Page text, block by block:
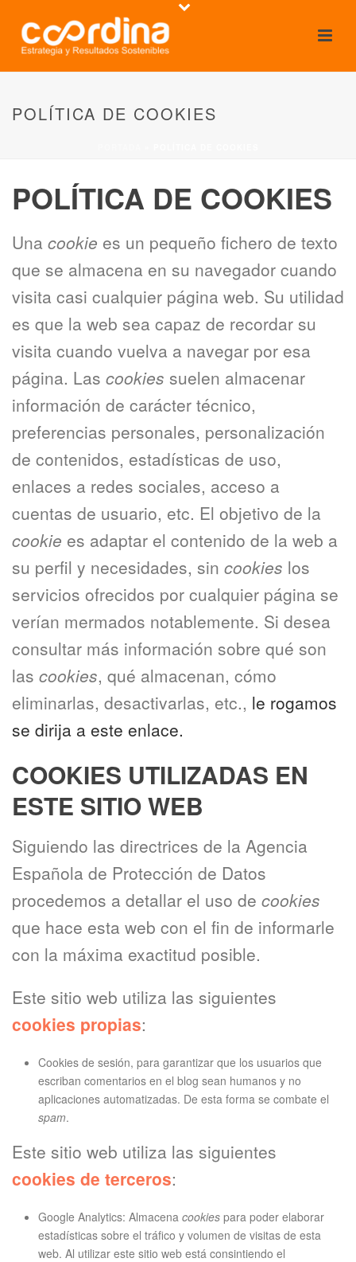
POLÍTICA DE COOKIES
POLÍTICA DE COOKIES
Una cookie es un pequeño fichero de texto
que se almacena en su navegador cuando
visita casi cualquier página web. Su utilidad
es que la web sea capaz de recordar su
visita cuando vuelva a navegar por esa
página. Las cookies suelen almacenar
información de carácter técnico,
preferencias personales, personalización
de contenidos, estadísticas de uso,
enlaces a redes sociales, acceso a
cuentas de usuario, etc. El objetivo de la
cookie es adaptar el contenido de la web a
su perfil y necesidades, sin cookies los
servicios ofrecidos por cualquier página se
verían mermados notablemente. Si desea
consultar más información sobre qué son
las cookies, qué almacenan, cómo
eliminarlas, desactivarlas, etc., le rogamos
se dirija a este enlace.
COOKIES UTILIZADAS EN
ESTE SITIO WEB
Siguiendo las directrices de la Agencia
Española de Protección de Datos
procedemos a detallar el uso de cookies
que hace esta web con el fin de informarle
con la máxima exactitud posible.
Este sitio web utiliza las siguientes
cookies propias:
Cookies de sesión, para garantizar que los usuarios que
escriban comentarios en el blog sean humanos y no
aplicaciones automatizadas. De esta forma se combate el
spam.
Este sitio web utiliza las siguientes
cookies de terceros:
Google Analytics: Almacena cookiespara poder elaborar
estadísticas sobre el tráfico y volumen de visitas de esta
web. Al utilizar este sitio web está consintiendo el